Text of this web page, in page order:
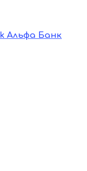
Альфа Банк